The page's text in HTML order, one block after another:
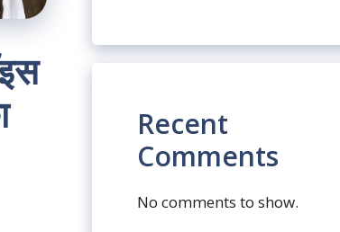
Recent
Comments
No comments to show.